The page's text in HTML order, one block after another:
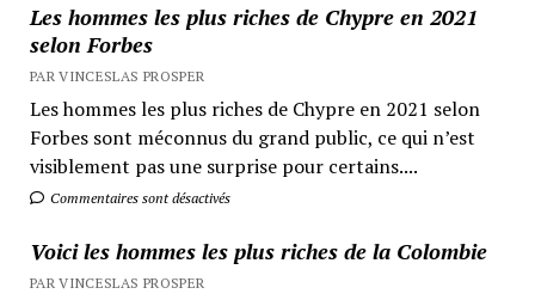
Les hommes les plus riches de Chypre en 2021
selon Forbes
PAR VINCESLAS PROSPER
Les hommes les plus riches de Chypre en 2021 selon
Forbes sont méconnus du grand public, ce qui n’est
visiblement pas une surprise pour certains....
Commentaires sont désactivés
Voici les hommes les plus riches de la Colombie
PAR VINCESLAS PROSPER